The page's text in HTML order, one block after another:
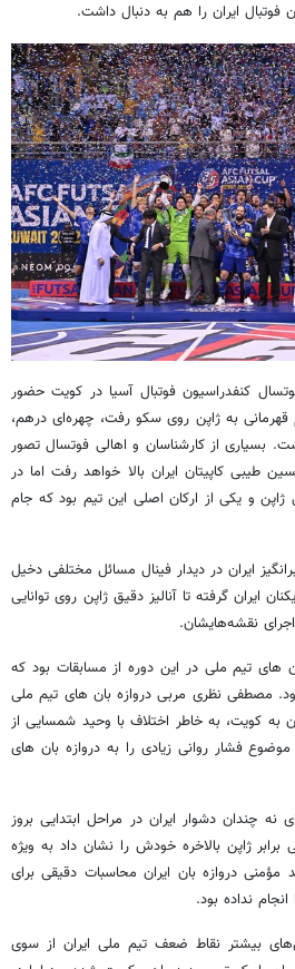
ایران را هم به دنبال داشت.
کنفدراسیون فوتبال آسیا در کویت حضور
به ژاپن روی سکو رفت، چهره‌ای درهم،
بسیاری از کارشناسان و اهالی فوتسال تصور
طیبی کاپیتان ایران بالا خواهد رفت اما در
ژاپن و یکی از ارکان اصلی این تیم بود که جام
برانگیز ایران در دیدار فینال مسائل مختلفی دخیل
ایران گرفته تا آنالیز دقیق ژاپن روی توانایی
نقشه‌هایشان.
هایتیم ملی در این دوره از مسابقات بود که
مصطفی نظری مربی دروازه بان های تیم ملی
به کویت، به خاطر اختلاف با وحید شمسایی از
فشار روانی زیادی را به دروازه بان های
نه چندان دشوار ایران در مراحل ابتدایی بروز
ژاپن بالاخره خودش را نشان داد به ویژه
مؤمنیدروازه بان ایران محاسبات دقیقی برای
انجام نداده بود.
بیشتر نقاط ضعف تیم ملی ایران از سوی